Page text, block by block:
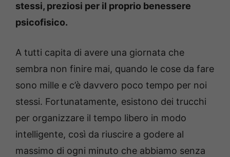
stessi, preziosi per il proprio benessere
psicofisico.
A tutti capita di avere una giornata che
sembra non finire mai, quando le cose da fare
sono mille e c’è davvero poco tempo per noi
stessi. Fortunatamente, esistono dei trucchi
per organizzare il tempo libero in modo
intelligente, così da riuscire a godere al
massimo di ogni minuto che abbiamo senza